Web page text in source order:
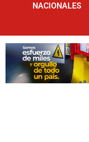
NACIONALES